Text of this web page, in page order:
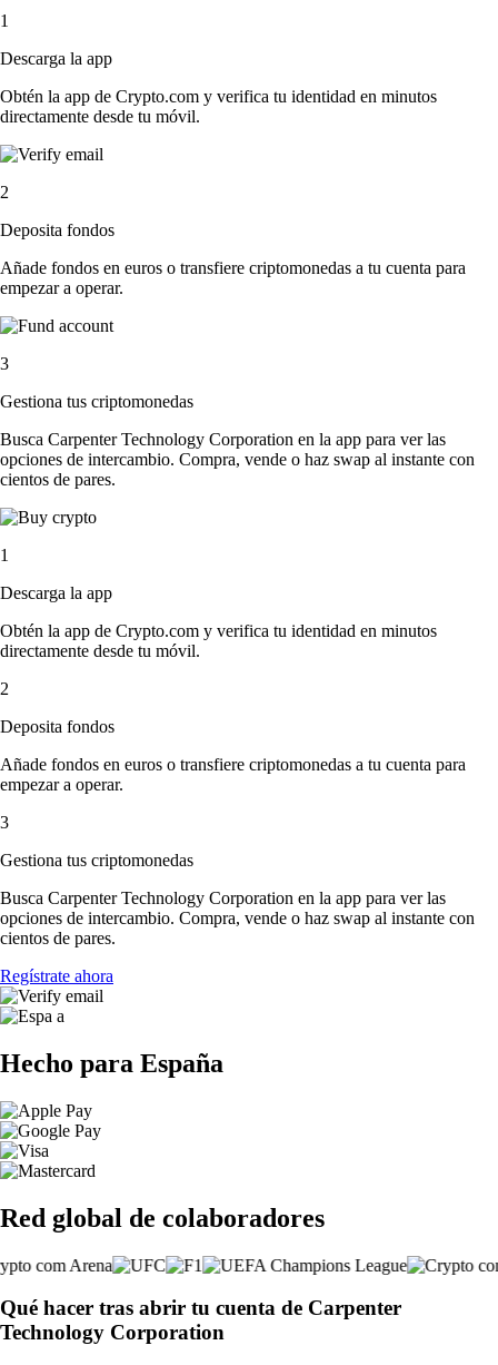
1
Descarga la app
Obtén la app de Crypto.com y verifica tu identidad en minutos
directamente desde tu móvil.
2
Deposita fondos
Añade fondos en euros o transfiere criptomonedas a tu cuenta para
empezar a operar.
3
Gestiona tus criptomonedas
Busca Carpenter Technology Corporation en la app para ver las
opciones de intercambio. Compra, vende o haz swap al instante con
cientos de pares.
1
Descarga la app
Obtén la app de Crypto.com y verifica tu identidad en minutos
directamente desde tu móvil.
2
Deposita fondos
Añade fondos en euros o transfiere criptomonedas a tu cuenta para
empezar a operar.
3
Gestiona tus criptomonedas
Busca Carpenter Technology Corporation en la app para ver las
opciones de intercambio. Compra, vende o haz swap al instante con
cientos de pares.
Regístrate ahora
Hecho para España
Red global de colaboradores
Qué hacer tras abrir tu cuenta de Carpenter
Technology Corporation